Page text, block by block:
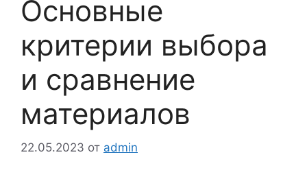
Основные
критерии выбора
и сравнение
материалов
22.05.2023 от admin